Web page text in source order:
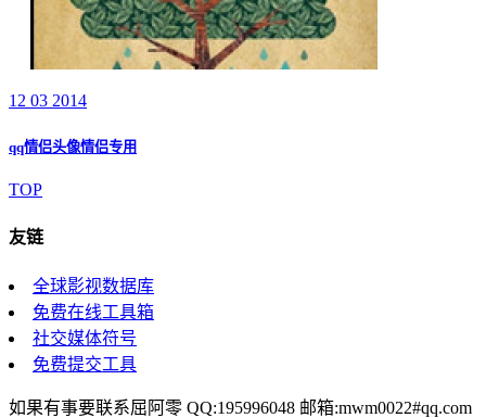
12 03 2014
qq情侣头像情侣专用
TOP
友链
全球影视数据库
免费在线工具箱
社交媒体符号
免费提交工具
如果有事要联系屈阿零 QQ:195996048 邮箱:mwm0022#qq.com